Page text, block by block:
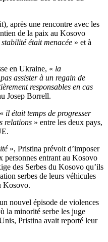
après une rencontre avec les
de la paix au Kosovo
était menacée » et à
en Ukraine, « la
assister à un regain de
responsables en cas
Josep Borrell.
il était temps de progresser
relations » entre les deux pays,
», Pristina prévoit d’imposer
personnes entrant au Kosovo
des Serbes du Kosovo qu’ils
serbes de leurs véhicules
Kosovo.
nouvel épisode de violences
la minorité serbe les juge
Pristina avait reporté leur